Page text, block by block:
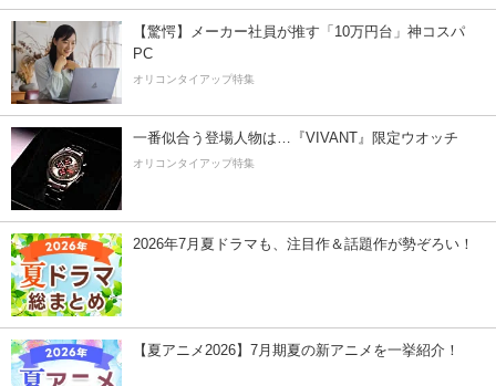
【驚愕】メーカー社員が推す「10万円台」神コスパ
PC
オリコンタイアップ特集
一番似合う登場人物は…『VIVANT』限定ウオッチ
オリコンタイアップ特集
2026年7月夏ドラマも、注目作＆話題作が勢ぞろい！
【夏アニメ2026】7月期夏の新アニメを一挙紹介！